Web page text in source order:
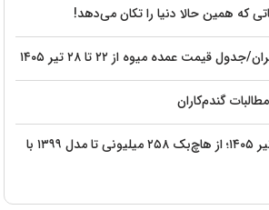
که همین حالا دنیا را تکان می‌دهد!
عمده میوه از ۲۲ تا ۲۸ تیر ۱۴۰۵
گندم‌کاران
قیمت پراید کارکرده در تیر ۱۴۰۵؛ از هاچ‌بک ۲۵۸ میلیونی تا مدل ۱۳۹۹ با